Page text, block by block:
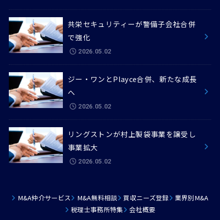
共栄セキュリティーが警備子会社合併
で強化
2026.05.02
ジー・ワンとPlayce合併、新たな成長
へ
2026.05.02
リングストンが村上製袋事業を譲受し
事業拡大
2026.05.02
M&A仲介サービス M&A無料相談 買収ニーズ登録
業界別M&A
税理士事務所特集
会社概要